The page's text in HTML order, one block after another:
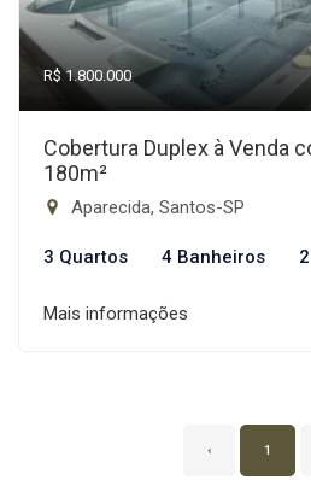
R$ 1.800.000
Cobertura Duplex à Venda
180m²
Aparecida, Santos-SP
3 Quartos 4 Banheiros
Mais informações
‹ 1